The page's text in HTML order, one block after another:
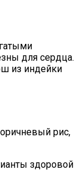
для сердца.
из индейки
рис,